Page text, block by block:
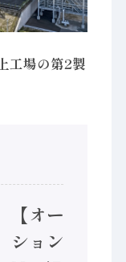
工場の第2製
【オートメー
ション新聞